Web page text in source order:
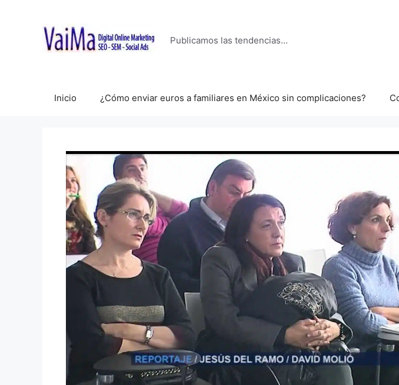
contenido
Publicamos las tendencias…
Inicio ¿Cómo enviar euros a familiares en México sin complicaciones?